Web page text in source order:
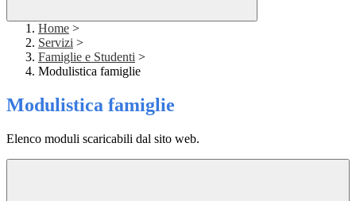
Home >
Servizi >
Famiglie e Studenti >
Modulistica famiglie
Modulistica famiglie
Elenco moduli scaricabili dal sito web.